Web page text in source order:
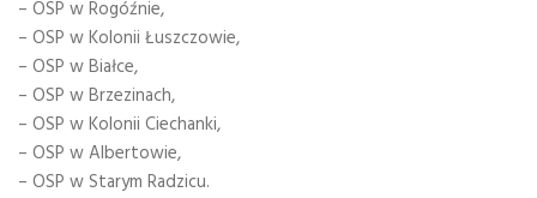
– OSP w Rogóźnie,
– OSP w Kolonii Łuszczowie,
– OSP w Białce,
– OSP w Brzezinach,
– OSP w Kolonii Ciechanki,
– OSP w Albertowie,
– OSP w Starym Radzicu.